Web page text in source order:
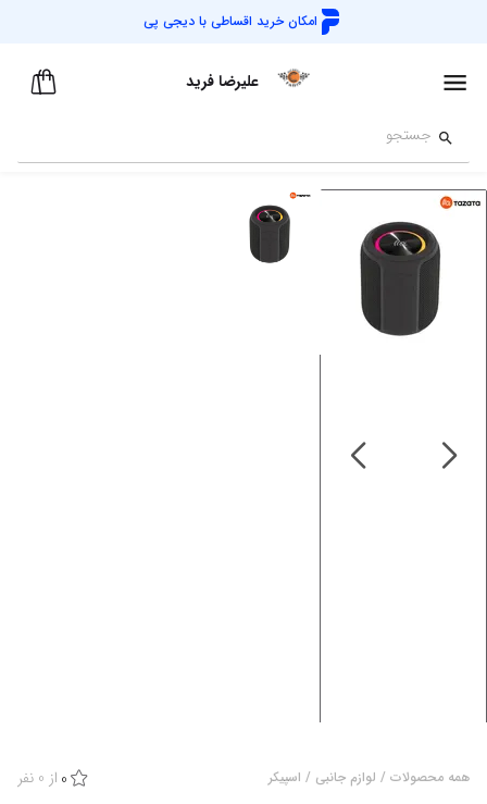
امکان خرید اقساطی با دیجی پی
علیرضا فرید
همه محصولات / لوازم جانبی / اسپیکر 0 از 0 نفر